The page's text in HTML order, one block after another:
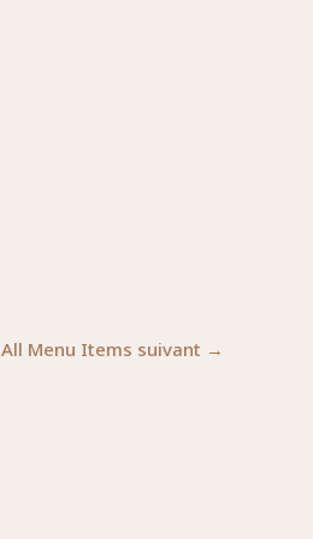
All Menu Items suivant →